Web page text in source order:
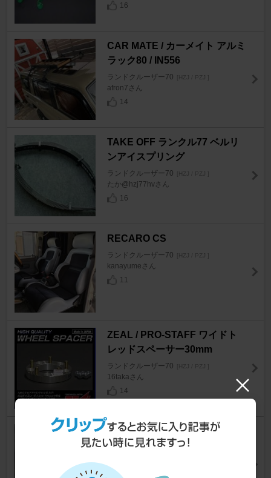
16
CAR MATE / カーメイト アルミ
ラック80 / IN556
ランドクルーザー70 [HZJ / PZJ ]
afron7さん
14
TAKE OFF ランクル77 ベルリ
ンアイスプリング
ランドクルーザー70 [HZJ / PZJ ]
たか@hzj77hvさん
16
RECARO CS
ランドクルーザー70 [HZJ / PZJ ]
kanayumeさん
11
ZEAL / PRO-STAFF ワイドト
レッドスペーサー30mm
ランドクルーザー70 [HZJ / PZJ ]
16takaさん
14
4×4 Engineering ビッグカント
リーショックアブソーバー
陸◯さん